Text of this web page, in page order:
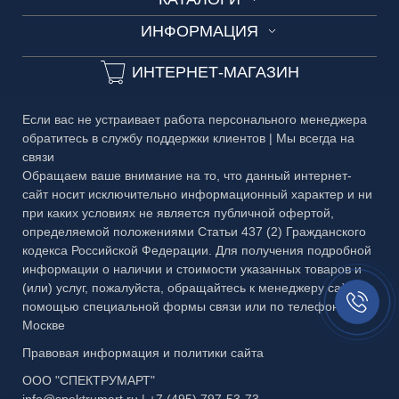
БАГЕТ
3D-тур на производство
Вызов менеджера
Замеры и консультации
Разработка дизайн-проекта
У-Ф Печать
Обработка стекла
Фрезеровка
Тканевый триплекс
Фурнитура для ограждений
Мобильные ограждения
Офисные ограждения с жалюзи
Ограждения безрамные Dorma
Ограждения на столы
Противопожарные ограждения
Раздвижные ограждения
Стеклянные межкомнатные ограждения
Каталог №1 Зеркальные изделия
Каталог №2 Мебель из стекла
Каталог №4 Витражи
Каталог №5 Стеклянные ограждения
Каталог №6 Металлоконструкции
Каталог №7 Матовые рисунки
Каталог №8 Скинали и кухонные фартуки
Каталог №9 Алмазная гравировка
ИНФОРМАЦИЯ
Технические условия
Частые вопросы
Публичная оферта
Правовая информация
ИНТЕРНЕТ-МАГАЗИН
Если вас не устраивает работа персонального менеджера
обратитесь в службу поддержки клиентов | Мы всегда на
связи
Обращаем ваше внимание на то, что данный интернет-
сайт носит исключительно информационный характер и ни
при каких условиях не является публичной офертой,
определяемой положениями Статьи 437 (2) Гражданского
кодекса Российской Федерации. Для получения подробной
информации о наличии и стоимости указанных товаров и
(или) услуг, пожалуйста, обращайтесь к менеджеру сайта с
помощью специальной формы связи или по телефону в
Москве
Правовая информация и политики сайта
ООО "СПЕКТРУМАРТ"
Заказать
звонок//